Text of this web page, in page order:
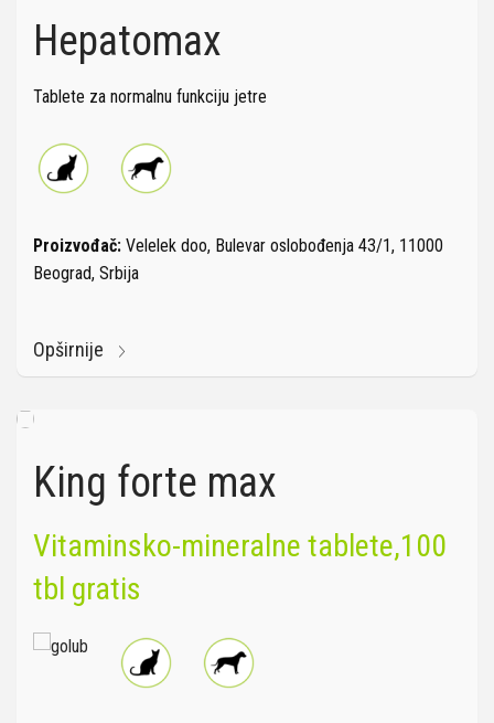
Hepatomax
Tablete za normalnu funkciju jetre
Proizvođač: Velelek doo, Bulevar oslobođenja 43/1, 11000
Beograd, Srbija
Opširnije
King forte max
Vitaminsko-mineralne tablete,100
tbl gratis